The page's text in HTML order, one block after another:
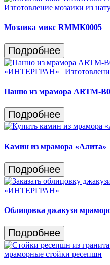
Мозаика микс RMMK0005
Подробнее
Панно из мрамора ARTM-
Подробнее
Камин из мрамора «Алита»
Подробнее
Облицовка джакузи
Подробнее